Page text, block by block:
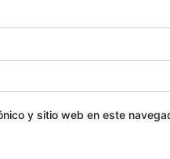
y sitio web en este